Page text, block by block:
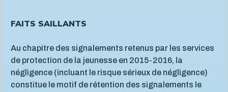
FAITS SAILLANTS
Au chapitre des signalements retenus par les services
de protection de la jeunesse en 2015-2016, la
négligence (incluant le risque sérieux de négligence)
constitue le motif de rétention des signalements le